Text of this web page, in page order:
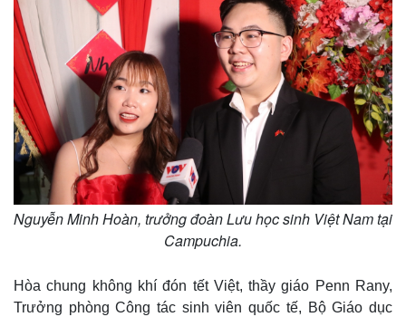
Nguyễn Minh Hoàn, trưởng đoàn Lưu học sinh Việt Nam tại
Campuchia.
Hòa chung không khí đón tết Việt, thầy giáo Penn Rany,
Trưởng phòng Công tác sinh viên quốc tế, Bộ Giáo dục